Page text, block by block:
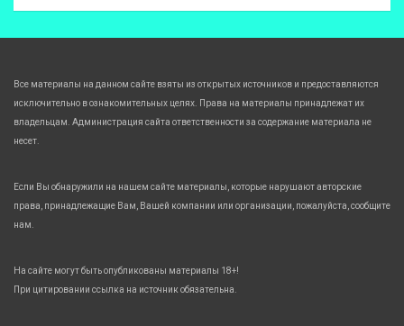
Все материалы на данном сайте взяты из открытых источников и предоставляются
исключительно в ознакомительных целях. Права на материалы принадлежат их
владельцам. Администрация сайта ответственности за содержание материала не
несет.
Если Вы обнаружили на нашем сайте материалы, которые нарушают авторские
права, принадлежащие Вам, Вашей компании или организации, пожалуйста, сообщите
нам.
На сайте могут быть опубликованы материалы 18+!
При цитировании ссылка на источник обязательна.